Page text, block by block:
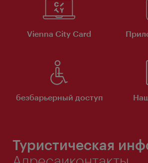
Vienna City Card
безбарьерный доступ
Туристическая